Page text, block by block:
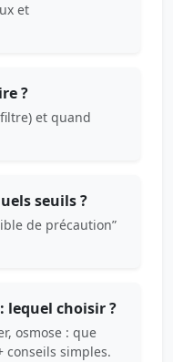
et
?
et quand
seuils ?
de précaution”
lequel choisir ?
osmose : que
conseils simples.